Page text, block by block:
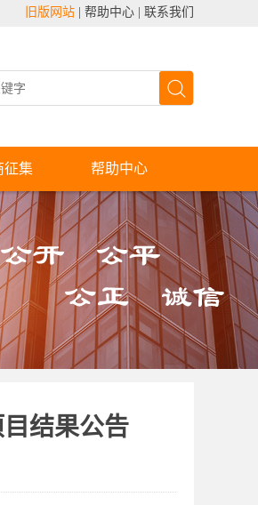
旧版网站 帮助中心 联系我们
征集 帮助中心
结果公告